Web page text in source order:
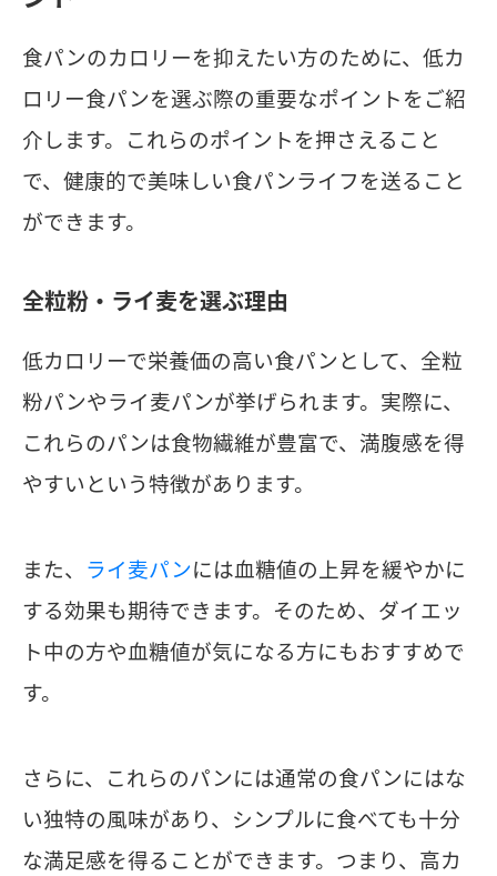
食パンのカロリーを抑えたい方のために、低カ
ロリー食パンを選ぶ際の重要なポイントをご紹
介します。これらのポイントを押さえること
で、健康的で美味しい食パンライフを送ること
ができます。
全粒粉・ライ麦を選ぶ理由
低カロリーで栄養価の高い食パンとして、全粒
粉パンやライ麦パンが挙げられます。実際に、
これらのパンは食物繊維が豊富で、満腹感を得
やすいという特徴があります。
また、 ライ麦パンには血糖値の上昇を緩やかに
する効果も期待できます。そのため、ダイエッ
ト中の方や血糖値が気になる方にもおすすめで
す。
さらに、これらのパンには通常の食パンにはな
い独特の風味があり、シンプルに食べても十分
な満足感を得ることができます。つまり、高カ